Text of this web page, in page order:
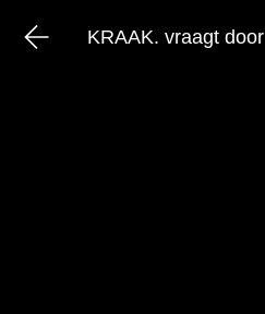
KRAAK. vraagt door